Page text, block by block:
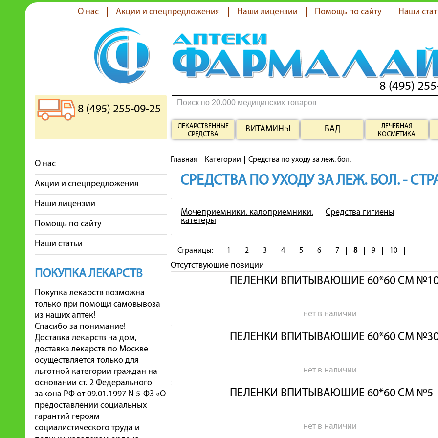
О нас Акции и спецпредложения Наши лицензии Помощь по сайту Наши
8 (495)
8 (495) 255-09-25
ЛЕКАРСТВЕННЫЕ
СРЕДСТВА
ВИТАМИНЫ БАД
ЛЕЧЕБНАЯ
КОСМЕТИКА
О нас
Акции и спецпредложения
Наши лицензии
Помощь по сайту
Наши статьи
ПОКУПКА ЛЕКАРСТВ
Покупка лекарств возможна
только при помощи самовывоза
из наших аптек!
Спасибо за понимание!
Доставка лекарств на дом,
доставка лекарств по Москве
осуществляется только для
льготной категории граждан на
основании ст. 2 Федерального
закона РФ от 09.01.1997 N 5-ФЗ «О
предоставлении социальных
гарантий героям
социалистического труда и
Главная Категории Средства по уходу за леж. бол.
СРЕДСТВА ПО УХОДУ ЗА ЛЕЖ. БОЛ. -
Мочеприемники. калоприемники.
катетеры
Средства гигиены
Страницы: 1 2 3 4 5 6 7 8 9 10
Отсутствующие позиции
ПЕЛЕНКИ ВПИТЫВАЮЩИЕ 60*60 СМ
нет в наличии
ПЕЛЕНКИ ВПИТЫВАЮЩИЕ 60*60 СМ
нет в наличии
ПЕЛЕНКИ ВПИТЫВАЮЩИЕ 60*60 СМ №5
нет в наличии